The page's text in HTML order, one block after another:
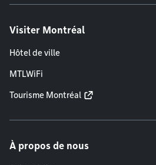
Visiter Montréal
Hôtel de ville
MTLWiFi
Tourisme Montréal
À propos de nous